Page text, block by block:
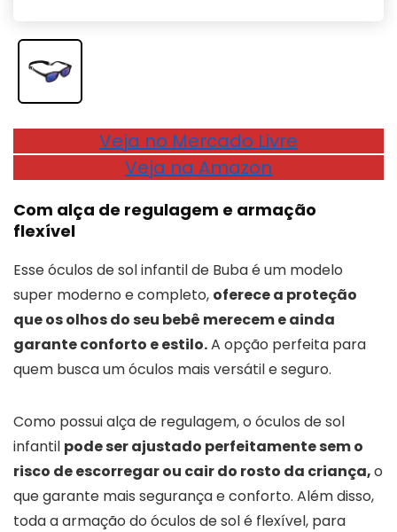
Veja no Mercado Livre
Veja na Amazon
Com alça de regulagem e armação
flexível
Esse óculos de sol infantil de Buba é um modelo
super moderno e completo, oferece a proteção
que os olhos do seu bebê merecem e ainda
garante conforto e estilo.A opção perfeita para
quem busca um óculos mais versátil e seguro.
Como possui alça de regulagem, o óculos de sol
infantil pode ser ajustado perfeitamente sem o
risco de escorregar ou cair do rosto da criança,o
que garante mais segurança e conforto. Além disso,
toda a armação do óculos de sol é flexível, para